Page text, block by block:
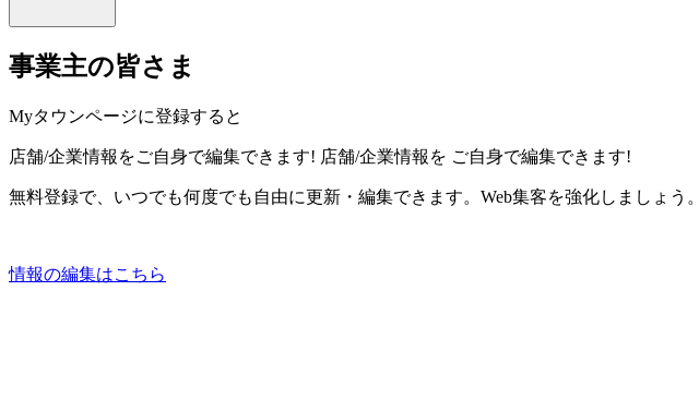
事業主の皆さま
Myタウンページに登録すると
店舗/企業情報をご自身で編集できます! 店舗/企業情報を ご自身で編集できます!
無料登録で、いつでも何度でも自由に更新・編集できます。Web集客を強化しましょう。
情報の編集はこちら